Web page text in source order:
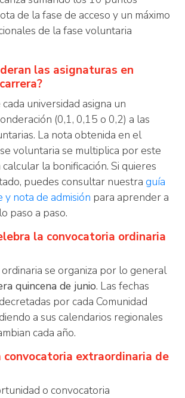
de la fase de acceso y un máximo
de la fase voluntaria
las asignaturas en
universidad asigna un
(0,1, 0,15 o 0,2) a las
La nota obtenida en el
voluntaria se multiplica por este
la bonificación. Si quieres
puedes consultar nuestra guía
nota de admisión para aprender a
paso a paso.
la convocatoria ordinaria
se organiza por lo general
quincena de junio. Las fechas
por cada Comunidad
a sus calendarios regionales
cada año.
convocatoria extraordinaria de
o convocatoria